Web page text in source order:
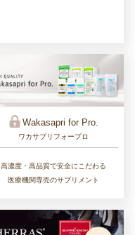
Wakasapri for Pro.
ワカサプリフォープロ
高濃度・高品質で安全にこだわる
医療機関専売のサプリメント